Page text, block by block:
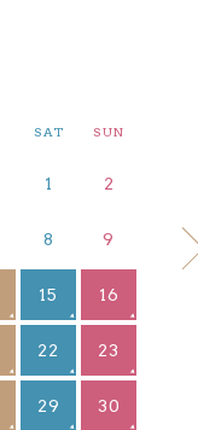
SAT SUN
1 2
8 9
15 16
22 23
29 30